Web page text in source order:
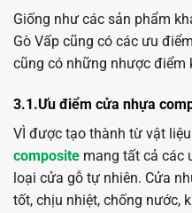
Giống như các sản phẩm
Gò Vấp cũng có các ưu
cũng có những nhược điểm
3.1.Ưu điểm cửa nhựa
VÌ được tạo thành từ vật
composite mang tất cả các
loại cửa gỗ tự nhiên. Cửa
tốt, chịu nhiệt, chống nước,